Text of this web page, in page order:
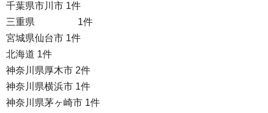
千葉県市川市 1件
三重県 1件
宮城県仙台市 1件
北海道 1件
神奈川県厚木市 2件
神奈川県横浜市 1件
神奈川県茅ヶ崎市 1件